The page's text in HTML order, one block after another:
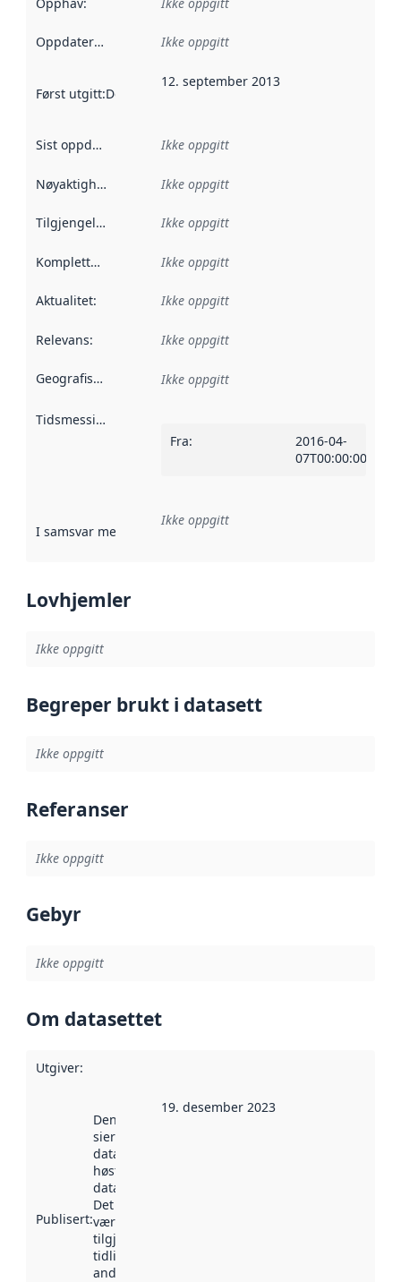
Oppdateringsfrekvens :
Ikke oppgitt
Først utgitt:Denne datoen sier når dataene i dette
12. september 2013
Sist oppdatert Ikke oppgitt
Nøyaktighet Ikke oppgitt
Tilgjengelighet Ikke oppgitt
Kompletthet Ikke oppgitt
Aktualitet: Ikke oppgitt
Relevans: Ikke oppgitt
Geografisk avgrensning :
Ikke oppgitt
Tidsmessig avgrensning
Fra:
2016-04-
07T00:00:00Z
I samsvar med Referanse til en implementasjonsregel
Ikke oppgitt
Lovhjemler
Ikke oppgitt
Begreper brukt i datasett
Ikke oppgitt
Referanser
Ikke oppgitt
Gebyr
Ikke oppgitt
Om datasettet
Utgiver:
Publisert:
Denne datoen
sier når
datasettet ble
høstet av
data.norge.no.
Det kan ha
vært
tilgjengelig
tidligere
andre steder.
19. desember 2023